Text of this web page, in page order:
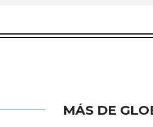
MÁS DE